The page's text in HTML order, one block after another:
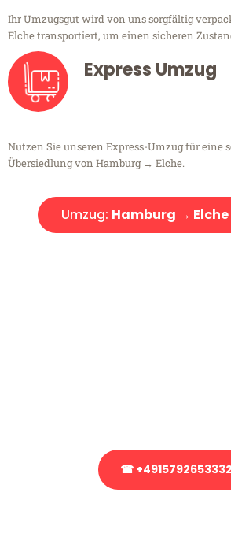
Ihr Umzugsgut wird von uns sorgfältig
Elche transportiert, um einen sicheren
Express Umzug
Nutzen Sie unseren Express-Umzug für eine
Übersiedlung von Hamburg → Elche.
Umzug: Hamburg → Elche
☎ +4915792653332